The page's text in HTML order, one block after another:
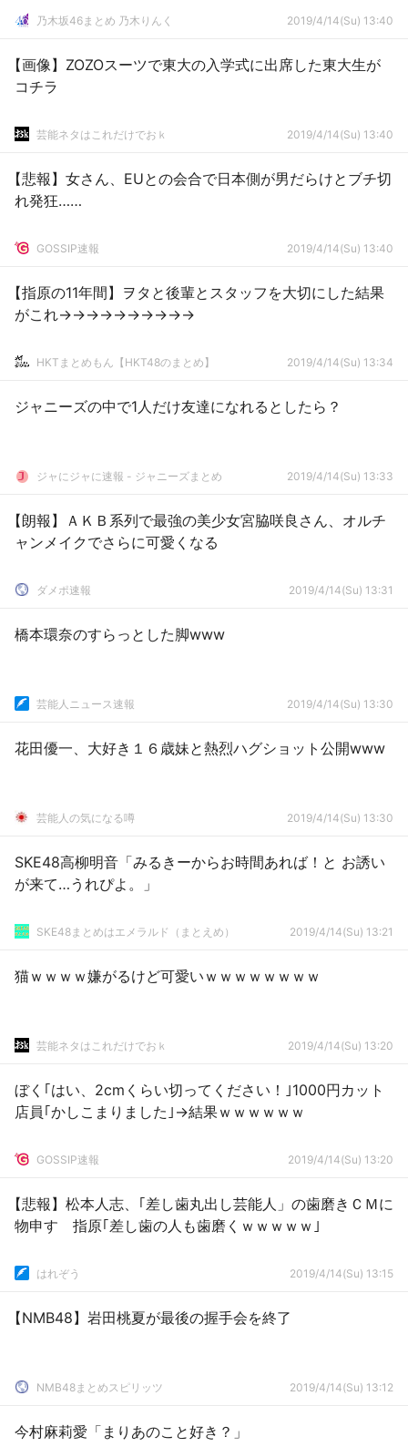
乃木坂46まとめ 乃木りんく 2019/4/14(Su) 13:40
【画像】ZOZOスーツで東大の入学式に出席した東大生が
コチラ
芸能ネタはこれだけでおｋ 2019/4/14(Su) 13:40
【悲報】女さん、EUとの会合で日本側が男だらけとブチ切
れ発狂……
GOSSIP速報 2019/4/14(Su) 13:40
【指原の11年間】ヲタと後輩とスタッフを大切にした結果
がこれ→→→→→→→→→→
HKTまとめもん【HKT48のまとめ】 2019/4/14(Su) 13:34
ジャニーズの中で1人だけ友達になれるとしたら？
ジャにジャに速報 - ジャニーズまとめ 2019/4/14(Su) 13:33
【朗報】ＡＫＢ系列で最強の美少女宮脇咲良さん、オルチ
ャンメイクでさらに可愛くなる
ダメポ速報 2019/4/14(Su) 13:31
橋本環奈のすらっとした脚www
芸能人ニュース速報 2019/4/14(Su) 13:30
花田優一、大好き１６歳妹と熱烈ハグショット公開www
芸能人の気になる噂 2019/4/14(Su) 13:30
SKE48高柳明音「みるきーからお時間あれば！と お誘い
が来て…うれぴよ。」
SKE48まとめはエメラルド（まとえめ） 2019/4/14(Su) 13:21
猫ｗｗｗｗ嫌がるけど可愛いｗｗｗｗｗｗｗｗ
芸能ネタはこれだけでおｋ 2019/4/14(Su) 13:20
ぼく｢はい、2cmくらい切ってください！｣1000円カット
店員｢かしこまりました｣→結果ｗｗｗｗｗｗ
GOSSIP速報 2019/4/14(Su) 13:20
【悲報】松本人志、｢差し歯丸出し芸能人」の歯磨きＣＭに
物申す 指原｢差し歯の人も歯磨くｗｗｗｗｗ｣
はれぞう 2019/4/14(Su) 13:15
【NMB48】岩田桃夏が最後の握手会を終了
NMB48まとめスピリッツ 2019/4/14(Su) 13:12
今村麻莉愛「まりあのこと好き？」